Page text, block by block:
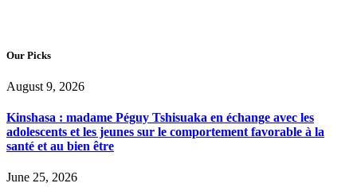
Our Picks
August 9, 2026
Kinshasa : madame Péguy Tshisuaka en échange avec les
adolescents et les jeunes sur le comportement favorable à la
santé et au bien être
June 25, 2026